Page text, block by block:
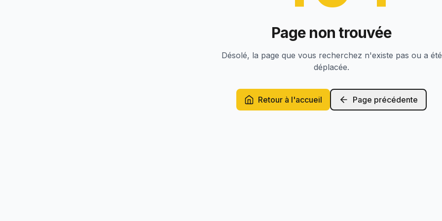
Page non trouvée
Désolé, la page que vous recherchez n'existe pas ou a été
déplacée.
Retour à l'accueil Page précédente